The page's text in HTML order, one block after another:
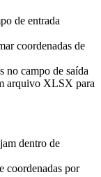
de entrada
coordenadas de
no campo de saída
arquivo XLSX para
dentro de
coordenadas por